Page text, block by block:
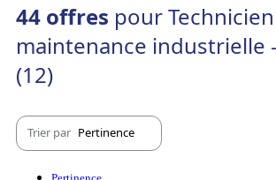
44 offres pour
maintenance industrielle
(12)
Trier par Pertinence